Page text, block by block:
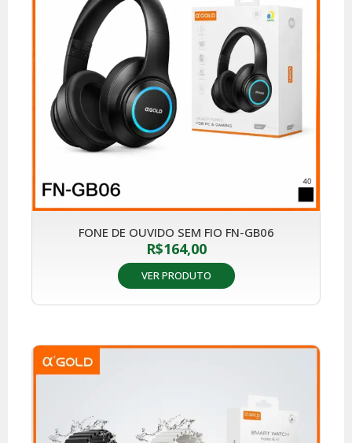
FONE DE OUVIDO SEM FIO FN-GB06
R$164,00
VER PRODUTO